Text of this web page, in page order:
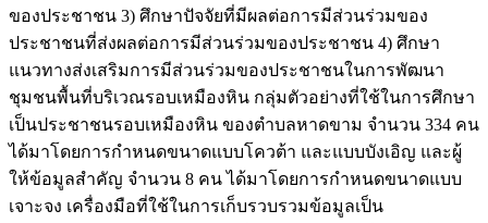
ของประชาชน 3) ศึกษาปัจจัยที่มีผลต่อการมีส่วนร่วมของ
ประชาชนที่ส่งผลต่อการมีส่วนร่วมของประชาชน 4) ศึกษา
แนวทางส่งเสริมการมีส่วนร่วมของประชาชนในการพัฒนา
ชุมชนพื้นที่บริเวณรอบเหมืองหิน กลุ่มตัวอย่างที่ใช้ในการศึกษา
เป็นประชาชนรอบเหมืองหิน ของตำบลหาดขาม จำนวน 334 คน
ได้มาโดยการกำหนดขนาดแบบโควต้า และแบบบังเอิญ และผู้
ให้ข้อมูลสำคัญ จำนวน 8 คน ได้มาโดยการกำหนดขนาดแบบ
เจาะจง เครื่องมือที่ใช้ในการเก็บรวบรวมข้อมูลเป็น